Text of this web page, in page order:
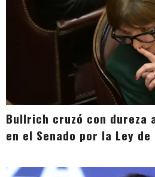
Bullrich cruzó con dureza
en el Senado por la Ley